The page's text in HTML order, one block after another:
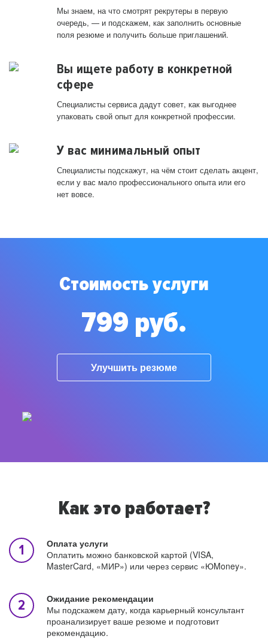
Мы знаем, на что смотрят рекрутеры в первую
очередь, — и подскажем, как заполнить основные
поля резюме и получить больше приглашений.
Вы ищете работу в конкретной
сфере
Специалисты сервиса дадут совет, как выгоднее
упаковать свой опыт для конкретной профессии.
У вас минимальный опыт
Специалисты подскажут, на чём стоит сделать акцент,
если у вас мало профессионального опыта или его
нет вовсе.
Стоимость услуги
799 руб.
Улучшить резюме
Как это работает?
Оплата услуги
Оплатить можно банковской картой (VISA,
MasterCard, «МИР») или через сервис «ЮMoney».
Ожидание рекомендации
Мы подскажем дату, когда карьерный консультант
проанализирует ваше резюме и подготовит
рекомендацию.